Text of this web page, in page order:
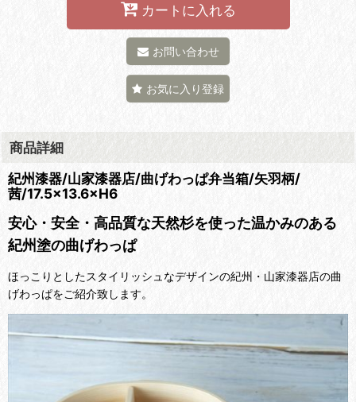
カートに入れる
お問い合わせ
お気に入り登録
商品詳細
紀州漆器/山家漆器店/曲げわっぱ弁当箱/矢羽柄/
茜/17.5×13.6×H6
安心・安全・高品質な天然杉を使った温かみのある
紀州塗の曲げわっぱ
ほっこりとしたスタイリッシュなデザインの紀州・山家漆器店の曲
げわっぱをご紹介致します。